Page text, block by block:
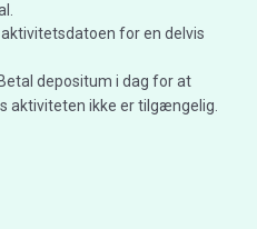
for en delvis
depositum i dag for at
aktiviteten ikke er tilgængelig.